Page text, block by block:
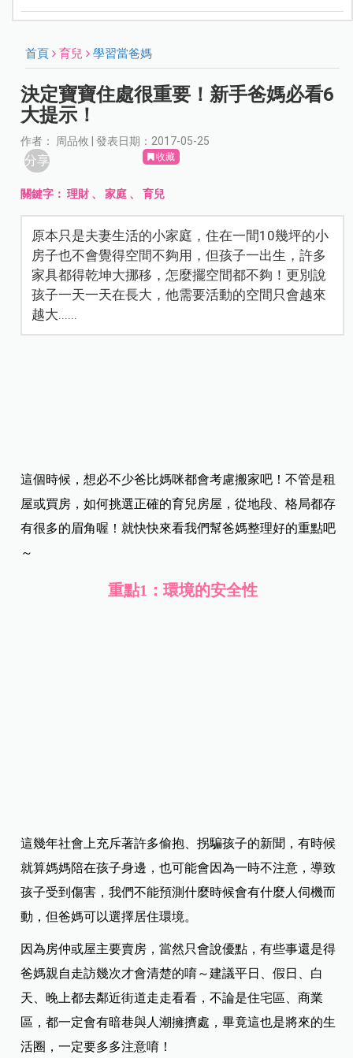
首頁 育兒 學習當爸媽
決定寶寶住處很重要！新手爸媽必看6
大提示！
作者： 周品攸 | 發表日期：2017-05-25
分享 收藏
關鍵字：理財 、家庭 、育兒
原本只是夫妻生活的小家庭，住在一間10幾坪的小
房子也不會覺得空間不夠用，但孩子一出生，許多
家具都得乾坤大挪移，怎麼擺空間都不夠！更別說
孩子一天一天在長大，他需要活動的空間只會越來
越大......
這幾年社會上充斥著許多偷抱、拐騙孩子的新聞，有時候
就算媽媽陪在孩子身邊，也可能會因為一時不注意，導致